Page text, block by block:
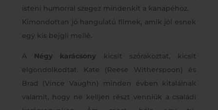
isteni humorral szegez mindenkit a kanapéhoz.
Kimondottan jó hangulatú filmek, amik jól esnek
egy kis bejgli mellé.
A Négy karácsony kicsit szórakoztat, kicsit
elgondolkodtat. Kate (Reese Witherspoon) és
Brad (Vince Vaughn) minden évben kitalálnak
valamit, hogy ne kelljen részt venniük a családi